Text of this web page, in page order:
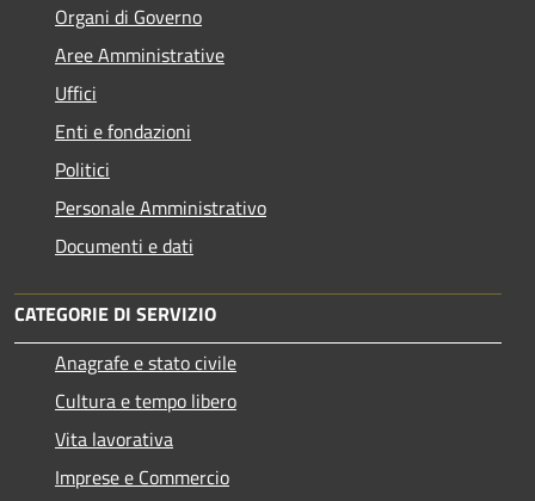
Organi di Governo
Aree Amministrative
Uffici
Enti e fondazioni
Politici
Personale Amministrativo
Documenti e dati
CATEGORIE DI SERVIZIO
Anagrafe e stato civile
Cultura e tempo libero
Vita lavorativa
Imprese e Commercio